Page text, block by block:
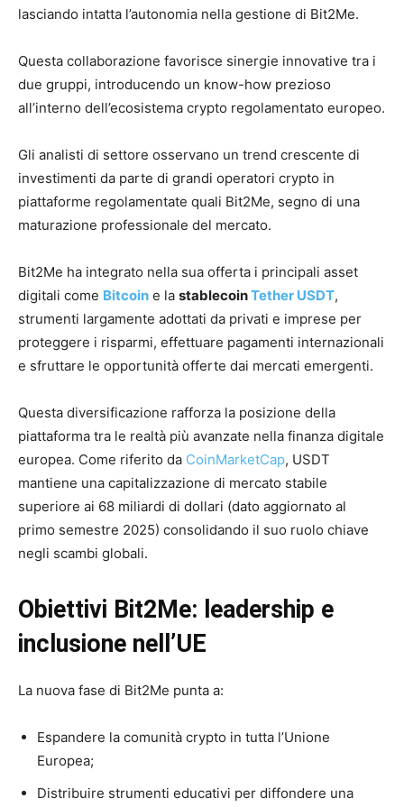
lasciando intatta l’autonomia nella gestione di Bit2Me.
Questa collaborazione favorisce sinergie innovative tra i
due gruppi, introducendo un know-how prezioso
all’interno dell’ecosistema crypto regolamentato europeo.
Gli analisti di settore osservano un trend crescente di
investimenti da parte di grandi operatori crypto in
piattaforme regolamentate quali Bit2Me, segno di una
maturazione professionale del mercato.
Bit2Me ha integrato nella sua offerta i principali asset
digitali come Bitcoin e la stablecoinTether USDT,
strumenti largamente adottati da privati e imprese per
proteggere i risparmi, effettuare pagamenti internazionali
e sfruttare le opportunità offerte dai mercati emergenti.
Questa diversificazione rafforza la posizione della
piattaforma tra le realtà più avanzate nella finanza digitale
europea. Come riferito da CoinMarketCap, USDT
mantiene una capitalizzazione di mercato stabile
superiore ai 68 miliardi di dollari (dato aggiornato al
primo semestre 2025) consolidando il suo ruolo chiave
negli scambi globali.
Obiettivi Bit2Me: leadership e
inclusione nell’UE
La nuova fase di Bit2Me punta a:
Espandere la comunità crypto in tutta l’Unione
Europea;
Distribuire strumenti educativi per diffondere una